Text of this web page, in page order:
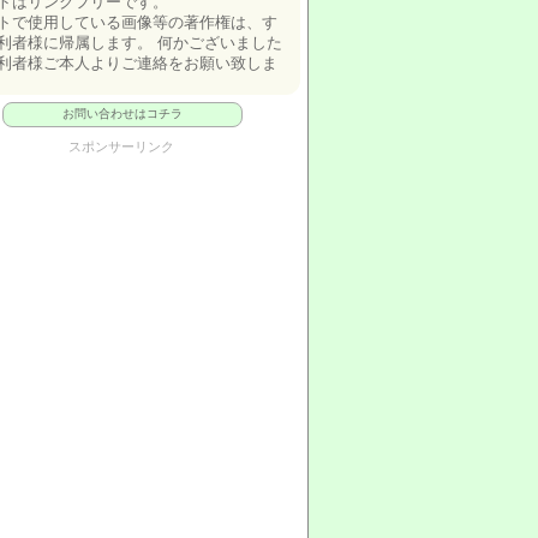
で使用している画像等の著作権は、す
者様に帰属します。 何かございました
者様ご本人よりご連絡をお願い致しま
お問い合わせはコチラ
スポンサーリンク